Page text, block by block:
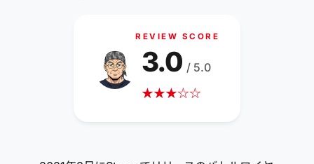
REVIEW SCORE
★★★☆☆
3.0 / 5.0